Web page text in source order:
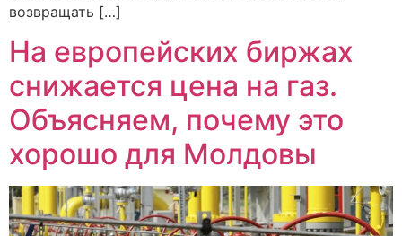
возвращать […]
На европейских биржах
снижается цена на газ.
Объясняем, почему это
хорошо для Молдовы